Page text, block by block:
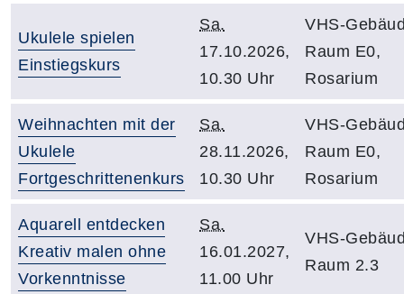
Ukulele spielen
Einstiegskurs
Sa.
17.10.2026,
10.30 Uhr
VHS-
Raum E0,
Rosarium
Weihnachten mit der
Ukulele
Fortgeschrittenenkurs
Sa.
28.11.2026,
10.30 Uhr
VHS-
Raum E0,
Rosarium
Aquarell entdecken
Kreativ malen ohne
Vorkenntnisse
Sa.
16.01.2027,
11.00 Uhr
VHS-
Raum 2.3